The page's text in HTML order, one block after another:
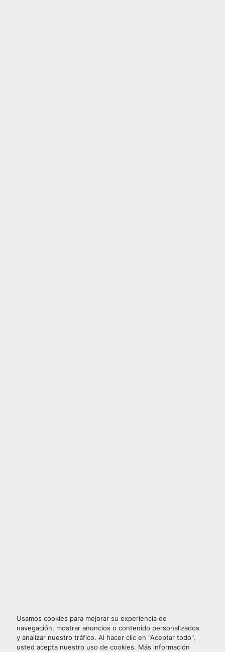
Usamos cookies para mejorar su experiencia de
navegación, mostrar anuncios o contenido personalizados
y analizar nuestro tráfico. Al hacer clic en "Aceptar todo",
usted acepta nuestro uso de cookies. Más información